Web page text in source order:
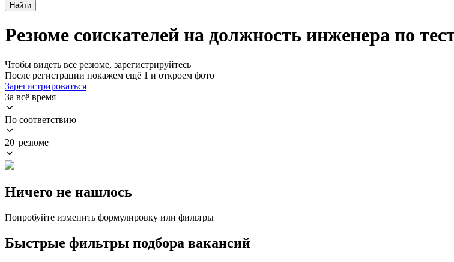
Найти
Резюме соискателей на должность инженера по
Чтобы видеть все резюме, зарегистрируйтесь
После регистрации покажем ещё 1 и откроем фото
Зарегистрироваться
За всё время
По соответствию
20 резюме
Ничего не нашлось
Попробуйте изменить формулировку или фильтры
Быстрые фильтры подбора вакансий